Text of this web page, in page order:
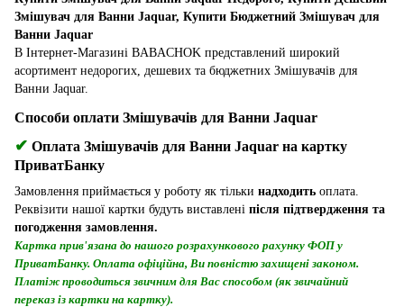
Змішувач для Ванни Jaquar, Купити Бюджетний Змішувач для
Ванни Jaquar
В Інтернет-Магазині BABACHOK представлений широкий
асортимент недорогих, дешевих та бюджетних Змішувачів для
Ванни Jaquar.
Способи оплати Змішувачів для Ванни Jaquar
✔ Оплата Змішувачів для Ванни Jaquar на картку
ПриватБанку
Замовлення приймається у роботу як тільки надходить оплата.
Реквізити нашої картки будуть виставлені після підтвердження та
погодження замовлення.
Картка прив'язана до нашого розрахункового рахунку ФОП у
ПриватБанку. Оплата офіційна, Ви повністю захищені законом.
Платіж проводиться звичним для Вас способом (як звичайний
переказ із картки на картку).